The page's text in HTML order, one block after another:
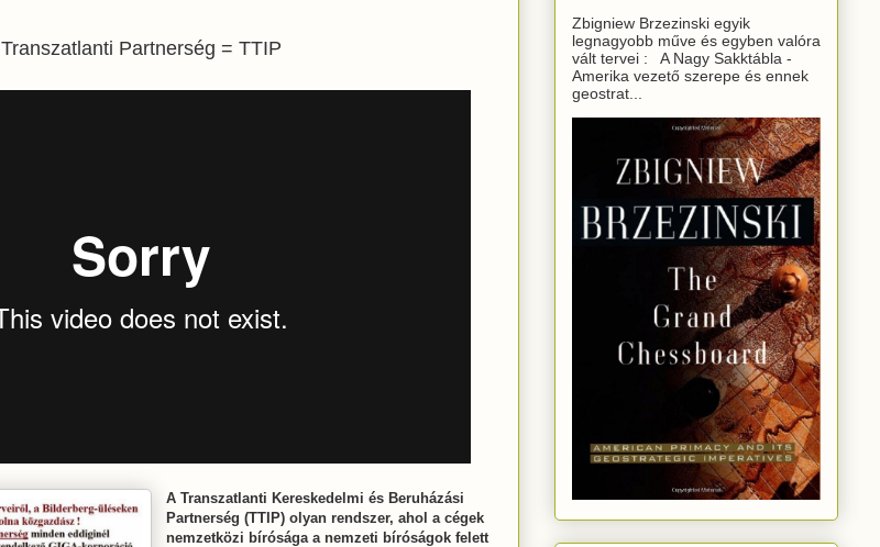
Transzatlanti Partnerség = TTIP
A Transzatlanti Kereskedelmi és Beruházási
Partnerség (TTIP) olyan rendszer, ahol a cégek
nemzetközi bírósága a nemzeti bíróságok felett
Zbigniew Brzezinski egyik
legnagyobb műve és egyben valóra
vált tervei : A Nagy Sakktábla -
Amerika vezető szerepe és ennek
geostrat...